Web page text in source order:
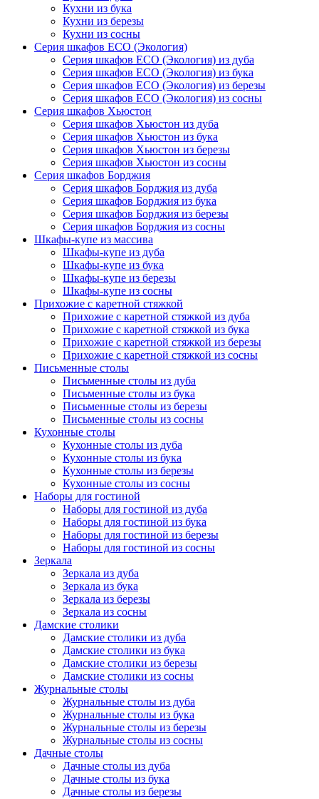
Кухни из бука
Кухни из березы
Кухни из сосны
Серия шкафов ECO (Экология)
Серия шкафов ECO (Экология) из дуба
Серия шкафов ECO (Экология) из бука
Серия шкафов ECO (Экология) из березы
Серия шкафов ECO (Экология) из сосны
Серия шкафов Хьюстон
Серия шкафов Хьюстон из дуба
Серия шкафов Хьюстон из бука
Серия шкафов Хьюстон из березы
Серия шкафов Хьюстон из сосны
Серия шкафов Борджия
Серия шкафов Борджия из дуба
Серия шкафов Борджия из бука
Серия шкафов Борджия из березы
Серия шкафов Борджия из сосны
Шкафы-купе из массива
Шкафы-купе из дуба
Шкафы-купе из бука
Шкафы-купе из березы
Шкафы-купе из сосны
Прихожие с каретной стяжкой
Прихожие с каретной стяжкой из дуба
Прихожие с каретной стяжкой из бука
Прихожие с каретной стяжкой из березы
Прихожие с каретной стяжкой из сосны
Письменные столы
Письменные столы из дуба
Письменные столы из бука
Письменные столы из березы
Письменные столы из сосны
Кухонные столы
Кухонные столы из дуба
Кухонные столы из бука
Кухонные столы из березы
Кухонные столы из сосны
Наборы для гостиной
Наборы для гостиной из дуба
Наборы для гостиной из бука
Наборы для гостиной из березы
Наборы для гостиной из сосны
Зеркала
Зеркала из дуба
Зеркала из бука
Зеркала из березы
Зеркала из сосны
Дамские столики
Дамские столики из дуба
Дамские столики из бука
Дамские столики из березы
Дамские столики из сосны
Журнальные столы
Журнальные столы из дуба
Журнальные столы из бука
Журнальные столы из березы
Журнальные столы из сосны
Дачные столы
Дачные столы из дуба
Дачные столы из бука
Дачные столы из березы